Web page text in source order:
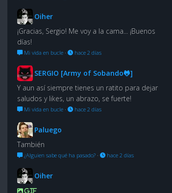
Oiher
¡Gracias, Sergio! Me voy a la cama... ¡Buenos
días!
Mi vida en bucle · hace 2 días
SERGIO [Army of Sobando🐸]
Y aun así siempre tienes un ratito para dejar
saludos y likes, un abrazo, se fuerte!
Mi vida en bucle · hace 2 días
Paluego
También
¿Alguien sabe qué ha pasado? · hace 2 días
Oiher
GIF